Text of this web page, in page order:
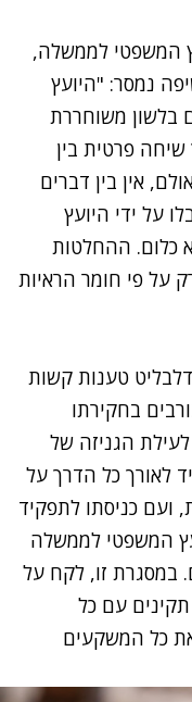
המשפטי לממשלה,
נמסר: "היועץ
בלשון משוחררת
שיחה פרטית בין
אין בין דברים
על ידי היועץ
כלום. ההחלטות
על פי חומר הראיות
טענות קשות
בחקירתו
הגניזה של
לאורך כל הדרך על
ועם כניסתו לתפקיד
המשפטי לממשלה
במסגרת זו, לקח על
עם כל
כל המשקעים